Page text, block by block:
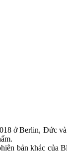
ở Berlin, Đức
bản khác của